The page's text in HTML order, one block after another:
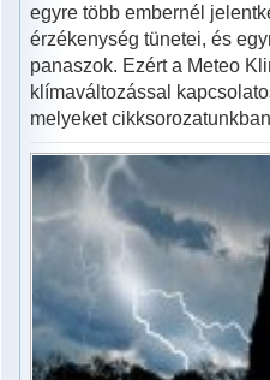
egyre több embernél
érzékenység tünetei, és
panaszok. Ezért a Meteo
klímaváltozással
melyeket